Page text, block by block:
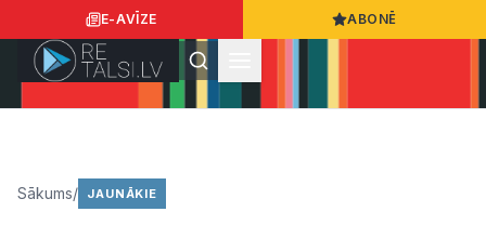
E-AVĪZE ABONĒ
Sākums/ JAUNĀKIE